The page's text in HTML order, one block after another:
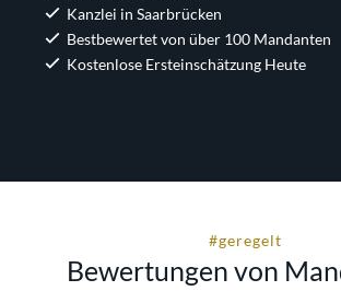
Kanzlei in Saarbrücken
Bestbewertet von über 100 Mandanten
Kostenlose Ersteinschätzung Heute
#geregelt
Bewertungen von